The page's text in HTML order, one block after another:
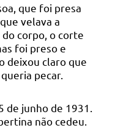
que foi presa
velava a
corpo, o corte
foi preso e
deixou claro que
pecar.
de junho de 1931.
não cedeu.